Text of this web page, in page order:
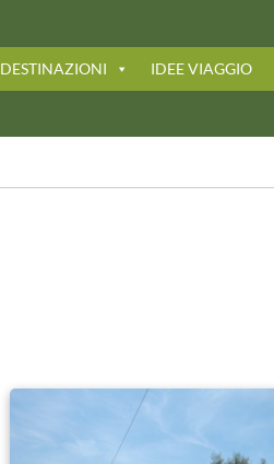
DESTINAZIONI IDEE VIAGGIO